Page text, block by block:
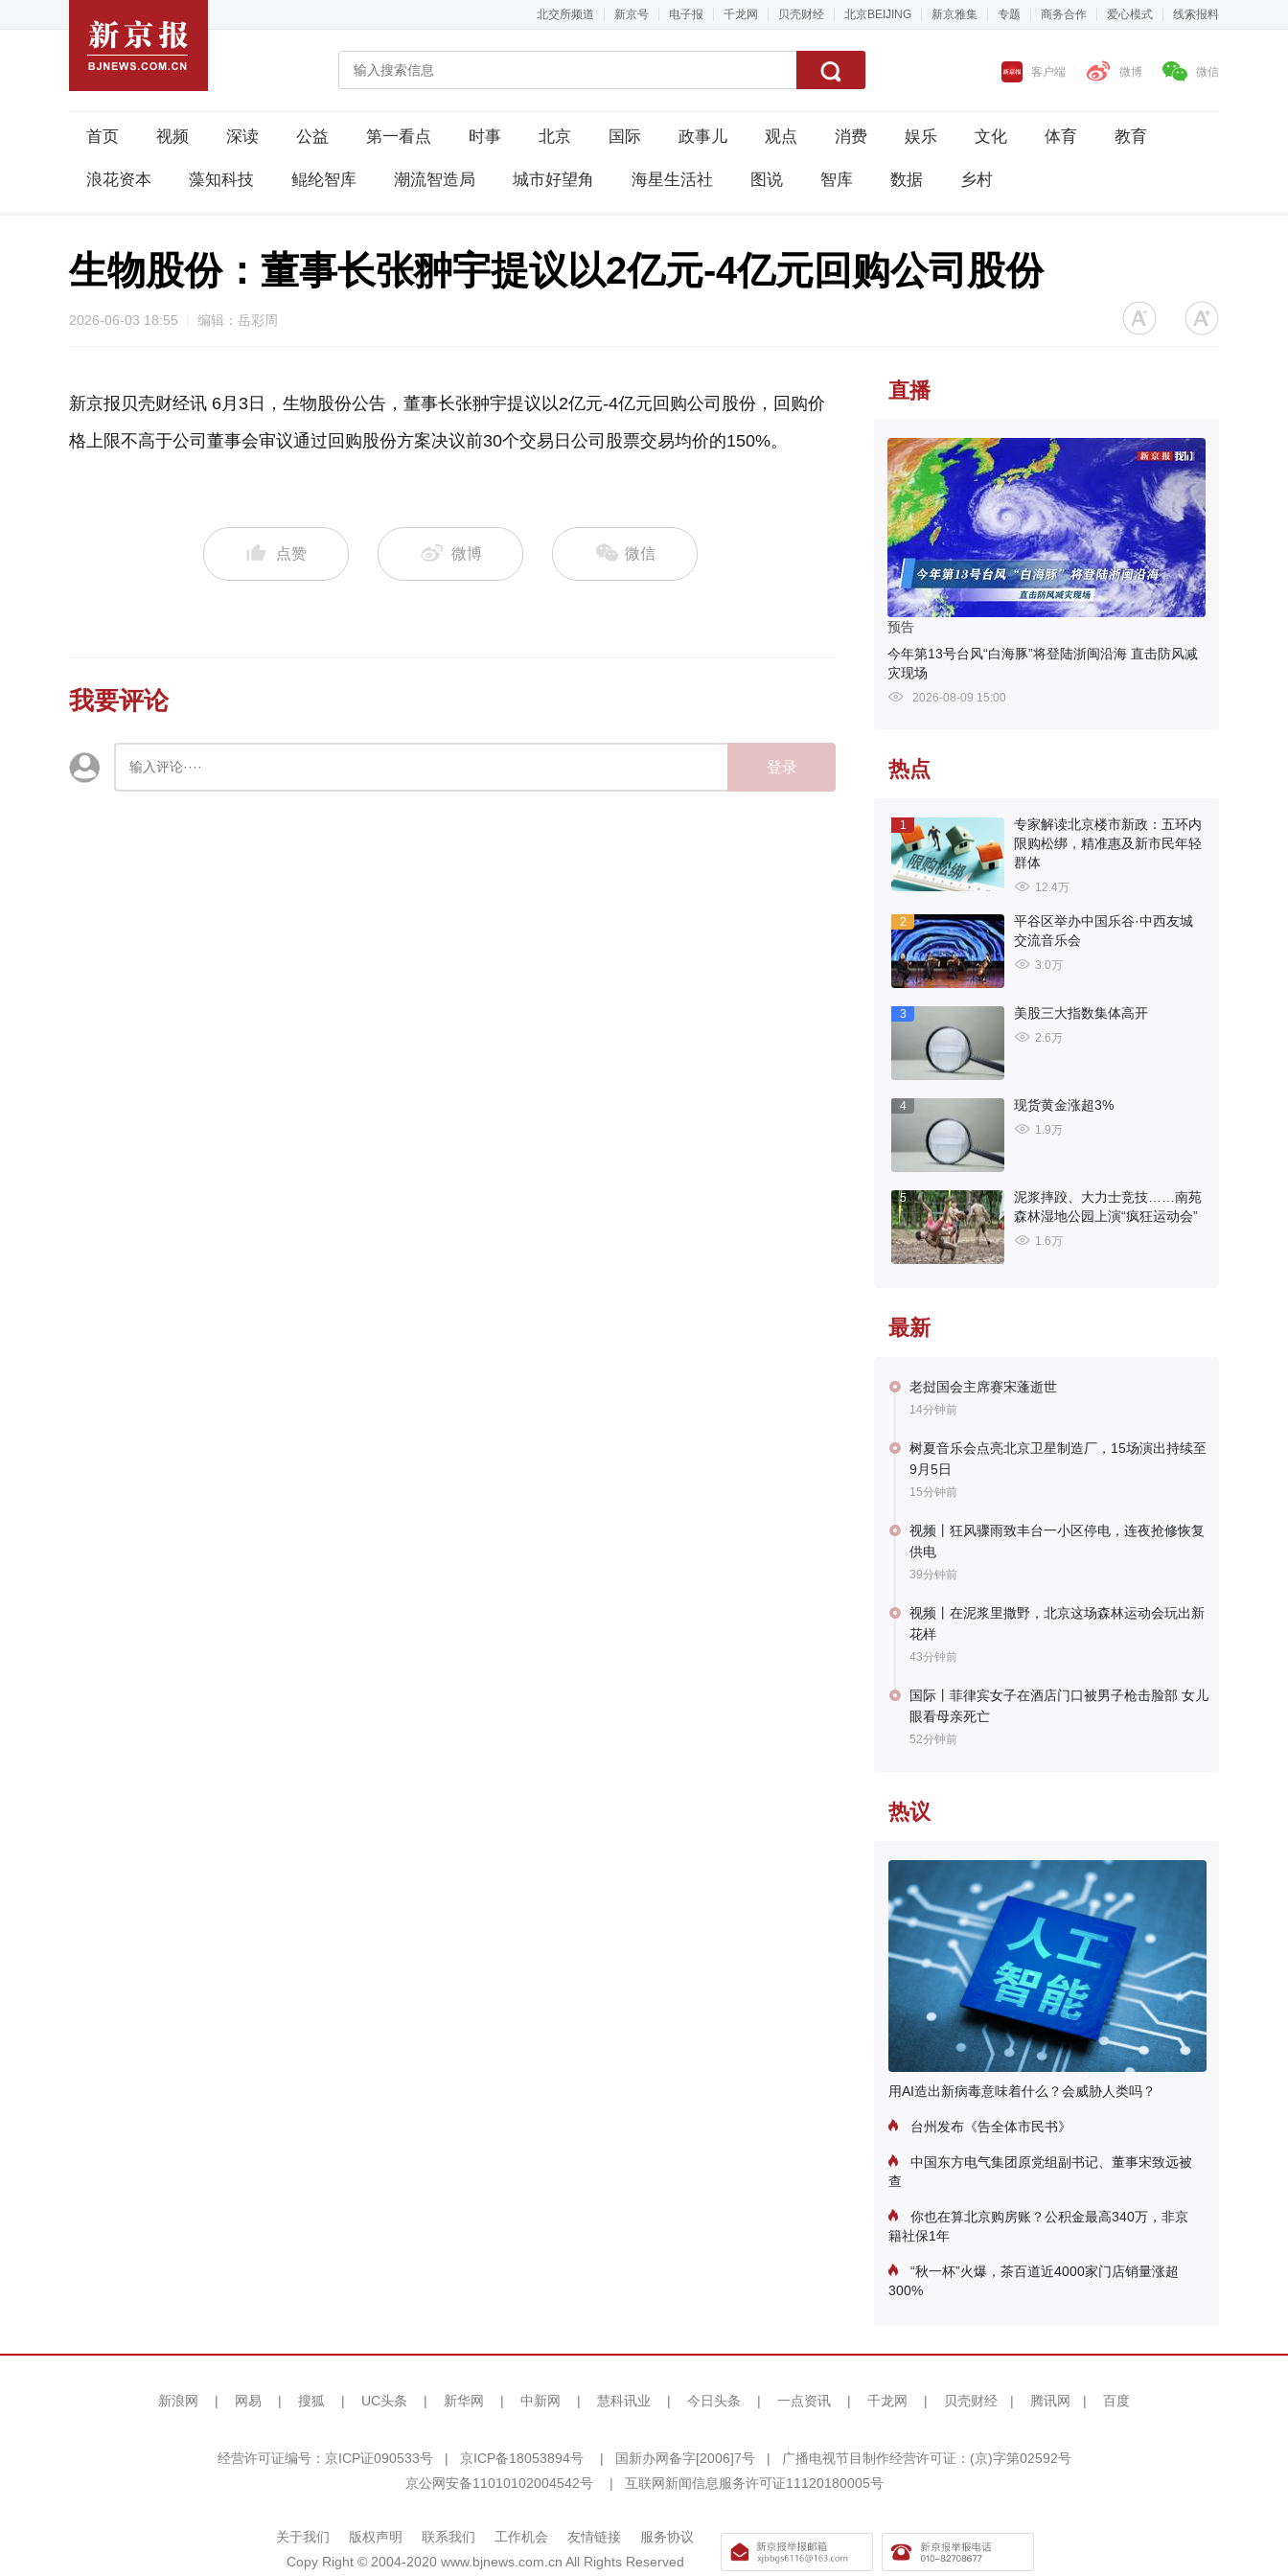
北交所频道 新京号 电子报 千龙网 贝壳财经 北京BEIJING 新京雅集 专题 商务合作 爱心模式 线索报料
客户端 微博 微信
首页 视频 深读 公益 第一看点 时事 北京 国际 政事儿 观点 消费 娱乐 文化 体育 教育
浪花资本 藻知科技 鲲纶智库 潮流智造局 城市好望角 海星生活社 图说 智库 数据 乡村
生物股份：董事长张翀宇提议以2亿元-4亿元回购公司股份
2026-06-03 18:55 编辑：岳彩周
新京报贝壳财经讯 6月3日，生物股份公告，董事长张翀宇提议以2亿元-4亿元回购公司股份，回购价
格上限不高于公司董事会审议通过回购股份方案决议前30个交易日公司股票交易均价的150%。
点赞 微博 微信
我要评论
登录
直播
预告
今年第13号台风“白海豚”将登陆浙闽沿海 直击防风减
灾现场
2026-08-09 15:00
热点
1
专家解读北京楼市新政：五环内
限购松绑，精准惠及新市民年轻
群体
12.4万
2
平谷区举办中国乐谷·中西友城
交流音乐会
3.0万
3 美股三大指数集体高开
2.6万
4 现货黄金涨超3%
1.9万
5
泥浆摔跤、大力士竞技……南苑
森林湿地公园上演“疯狂运动会”
1.6万
最新
老挝国会主席赛宋蓬逝世
14分钟前
树夏音乐会点亮北京卫星制造厂，15场演出持续至
9月5日
15分钟前
视频丨狂风骤雨致丰台一小区停电，连夜抢修恢复
供电
39分钟前
视频丨在泥浆里撒野，北京这场森林运动会玩出新
花样
43分钟前
国际丨菲律宾女子在酒店门口被男子枪击脸部 女儿
眼看母亲死亡
52分钟前
热议
用AI造出新病毒意味着什么？会威胁人类吗？
台州发布《告全体市民书》
中国东方电气集团原党组副书记、董事宋致远被
查
你也在算北京购房账？公积金最高340万，非京
籍社保1年
“秋一杯”火爆，茶百道近4000家门店销量涨超
300%
新浪网 | 网易 | 搜狐 | UC头条 | 新华网 | 中新网 | 慧科讯业 | 今日头条 | 一点资讯 | 千龙网 | 贝壳财经 | 腾讯网 | 百度
经营许可证编号：京ICP证090533号 | 京ICP备18053894号 | 国新办网备字[2006]7号 |
广播电视节目制作经营许可证：(京)字第02592号
京公网安备11010102004542号
| 互联网新闻信息服务许可证11120180005号
关于我们 版权声明 联系我们 工作机会 友情链接
服务协议
Copy Right © 2004-2020 www.bjnews.com.cn All Rights Reserved